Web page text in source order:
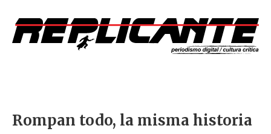
Rompan todo, la misma historia